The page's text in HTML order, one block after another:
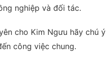
nghiệp và đối tác.
cho Kim Ngưu hãy chú ý
công việc chung.